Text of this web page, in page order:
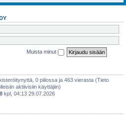
Muista minut
0 piilossa ja 463 vierasta (Tieto
aktiivisiin käyttäjiin)
kpl, 04:13 29.07.2026